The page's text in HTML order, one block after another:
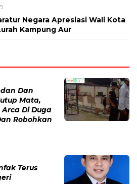
Negara Apresiasi Wali Kota
Kampung Aur
Dan
Mata,
Di Duga
Robohkan
Terus